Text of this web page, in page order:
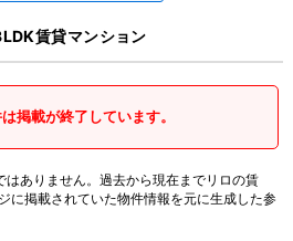
賃貸マンション
掲載が終了しています。
ありません。過去から現在までリロの賃
掲載されていた物件情報を元に生成した参